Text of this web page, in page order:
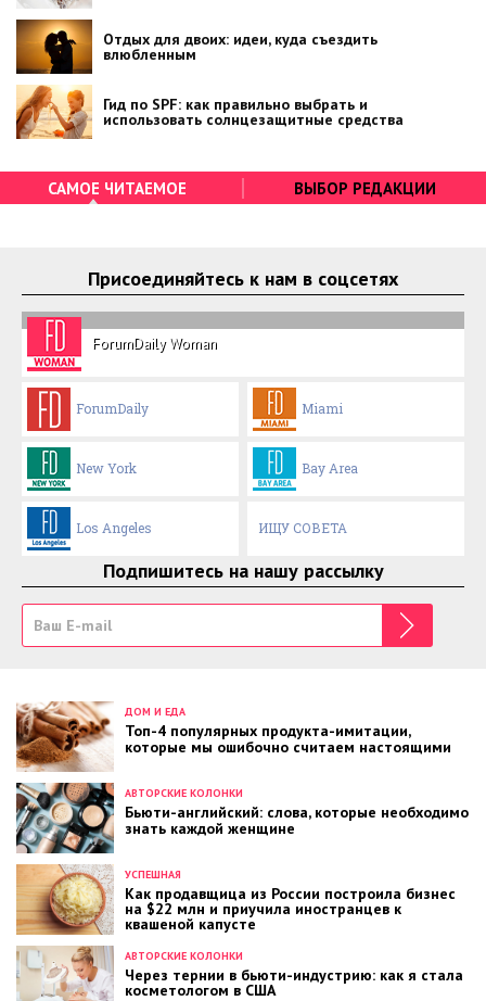
Отдых для двоих: идеи, куда съездить
влюбленным
Гид по SPF: как правильно выбрать и
использовать солнцезащитные средства
САМОЕ ЧИТАЕМОЕ ВЫБОР РЕДАКЦИИ
Присоединяйтесь к нам в соцсетях
ForumDaily Woman
ForumDaily Miami
New York Bay Area
Los Angeles ИЩУ СОВЕТА
Подпишитесь на нашу рассылку
ДОМ И ЕДА
Топ-4 популярных продукта-имитации,
которые мы ошибочно считаем настоящими
АВТОРСКИЕ КОЛОНКИ
Бьюти-английский: слова, которые необходимо
знать каждой женщине
АВТОРСКИЕ КОЛОНКИ
Через тернии в бьюти-индустрию: как я стала
косметологом в США
УСПЕШНАЯ
Как продавщица из России построила бизнес
на $22 млн и приучила иностранцев к
квашеной капусте